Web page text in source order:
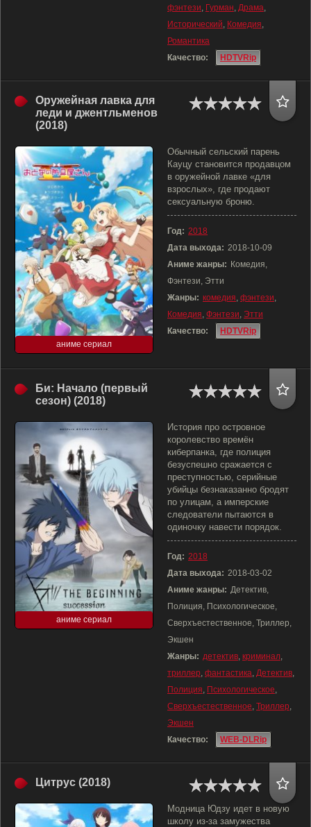
фэнтези, Гурман, Драма,
Исторический, Комедия,
Романтика
Качество:
HDTVRip
Оружейная лавка для
леди и джентльменов
(2018)
аниме сериал
Обычный сельский парень
Кауцу становится продавцом
в оружейной лавке «для
взрослых», где продают
сексуальную броню.
Год: 2018
Дата выхода: 2018-10-09
Аниме жанры: Комедия,
Фэнтези, Этти
Жанры: комедия, фэнтези,
Комедия, Фэнтези, Этти
Качество:
HDTVRip
Би: Начало (первый
сезон) (2018)
аниме сериал
История про островное
королевство времён
киберпанка, где полиция
безуспешно сражается с
преступностью, серийные
убийцы безнаказанно бродят
по улицам, а имперские
следователи пытаются в
одиночку навести порядок.
Год: 2018
Дата выхода: 2018-03-02
Аниме жанры: Детектив,
Полиция, Психологическое,
Сверхъестественное, Триллер,
Экшен
Жанры: детектив, криминал,
триллер, фантастика, Детектив,
Полиция, Психологическое,
Сверхъестественное, Триллер,
Экшен
Качество:
WEB-DLRip
Цитрус (2018)
Модница Юдзу идет в новую
школу из-за замужества